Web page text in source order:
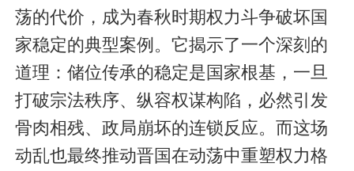
荡的代价，成为春秋时期权力斗争破坏国
家稳定的典型案例。它揭示了一个深刻的
道理：储位传承的稳定是国家根基，一旦
打破宗法秩序、纵容权谋构陷，必然引发
骨肉相残、政局崩坏的连锁反应。而这场
动乱也最终推动晋国在动荡中重塑权力格